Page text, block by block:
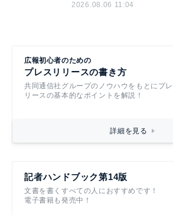
2026.08.06 11:04
広報初心者のための
プレスリリースの書き方
共同通信社グループのノウハウをもとにプレ
リースの基本的なポイントを解説！
詳細を見る
記者ハンドブック第14版
文書を書くすべての人におすすめです！
電子書籍も発売中！